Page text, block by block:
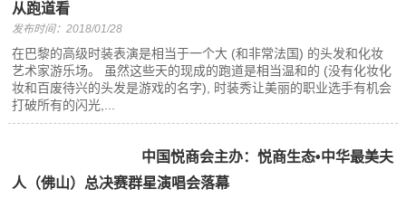
从跑道看
发布时间：2018/01/28
在巴黎的高级时装表演是相当于一个大 (和非常法国) 的头发和化妆
艺术家游乐场。 虽然这些天的现成的跑道是相当温和的 (没有化妆化
妆和百废待兴的头发是游戏的名字), 时装秀让美丽的职业选手有机会
打破所有的闪光,...
中国悦商会主办：悦商生态•中华最美夫
人（佛山）总决赛群星演唱会落幕